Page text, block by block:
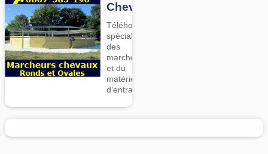
Chevaux
Téléhorse,
spécialiste
des
marcheurs
et du
matériel
d’entrainement